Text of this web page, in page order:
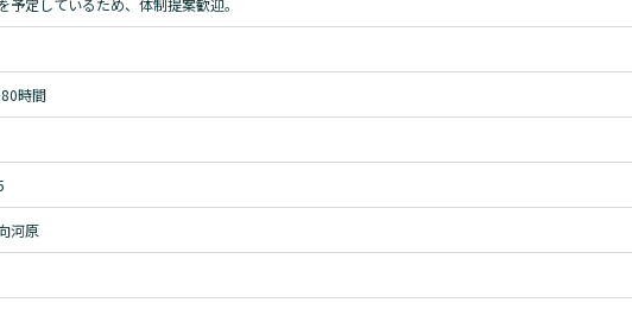
予定しているため、体制提案歓迎。
時間
河原